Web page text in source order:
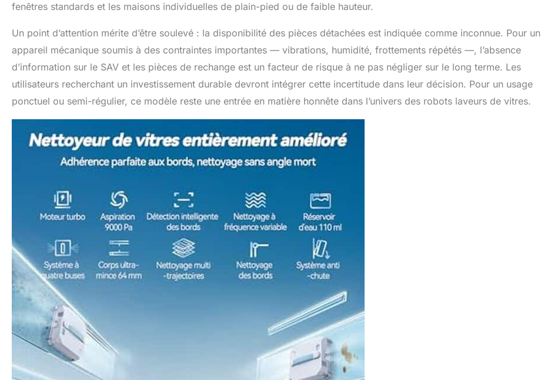
fenêtres standards et les maisons individuelles de plain-pied ou de faible hauteur.
Un point d’attention mérite d’être soulevé : la disponibilité des pièces détachées est indiquée comme inconnue. Pour un
appareil mécanique soumis à des contraintes importantes — vibrations, humidité, frottements répétés —, l’absence
d’information sur le SAV et les pièces de rechange est un facteur de risque à ne pas négliger sur le long terme. Les
utilisateurs recherchant un investissement durable devront intégrer cette incertitude dans leur décision. Pour un usage
ponctuel ou semi-régulier, ce modèle reste une entrée en matière honnête dans l’univers des robots laveurs de vitres.